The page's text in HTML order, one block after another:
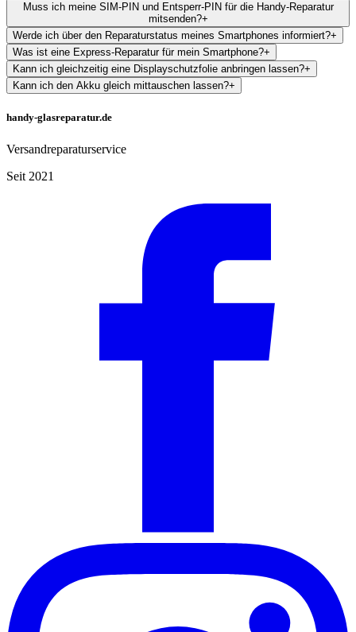
Muss ich meine SIM-PIN und Entsperr-PIN für die Handy-Reparatur
mitsenden?+
Werde ich über den Reparaturstatus meines Smartphones informiert?+
Was ist eine Express-Reparatur für mein Smartphone?+
Kann ich gleichzeitig eine Displayschutzfolie anbringen lassen?+
Kann ich den Akku gleich mittauschen lassen?+
handy-glasreparatur.de
Versandreparaturservice
Seit 2021